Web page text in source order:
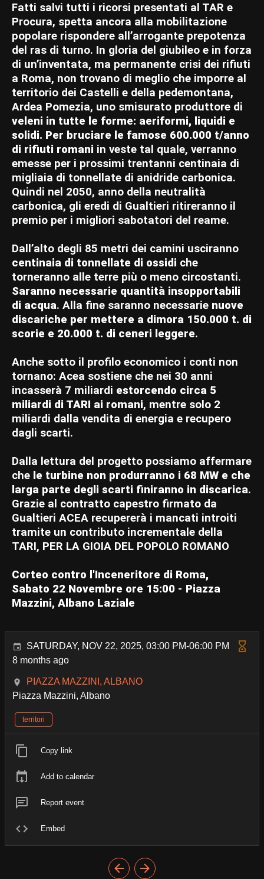
Fatti salvi tutti i ricorsi presentati al TAR e
Procura, spetta ancora alla mobilitazione
popolare rispondere all’arrogante prepotenza
del ras di turno. In gloria del giubileo e in forza
di un’inventata, ma permanente crisi dei rifiuti
a Roma, non trovano di meglio che imporre al
territorio dei Castelli e della pedemontana,
Ardea Pomezia, uno smisurato produttore di
veleni in tutte le forme: aeriformi, liquidi e
solidi. Per bruciare le famose 600.000 t/anno
di rifiuti romani in veste tal quale, verranno
emesse per i prossimi trentanni centinaia di
migliaia di tonnellate di anidride carbonica.
Quindi nel 2050, anno della neutralità
carbonica, gli eredi di Gualtieri ritireranno il
premio per i migliori sabotatori del reame.
Dall’alto degli 85 metri dei camini usciranno
centinaia di tonnellate di ossidi che
torneranno alle terre più o meno circostanti.
Saranno necessarie quantità insopportabili
di acqua. Alla fine saranno necessarie nuove
discariche per mettere a dimora 150.000 t. di
scorie e 20.000 t. di ceneri leggere.
Anche sotto il profilo economico i conti non
tornano: Acea sostiene che nei 30 anni
incasserà 7 miliardi estorcendo circa 5
miliardi di TARI ai romani, mentre solo 2
miliardi dalla vendita di energia e recupero
dagli scarti.
Dalla lettura del progetto possiamo affermare
che le turbine non produrranno i 68 MW e che
larga parte degli scarti finiranno in discarica.
Grazie al contratto capestro firmato da
Gualtieri ACEA recupererà i mancati introiti
tramite un contributo incrementale della
TARI, PER LA GIOIA DEL POPOLO ROMANO
Corteo contro l'Inceneritore di Roma,
Sabato 22 Novembre ore 15:00 - Piazza
Mazzini, Albano Laziale
SATURDAY, NOV 22, 2025, 03:00 PM-06:00 PM
8 months ago
PIAZZA MAZZINI, ALBANO
Piazza Mazzini, Albano
territori
Copy link
Add to calendar
Report event
Embed